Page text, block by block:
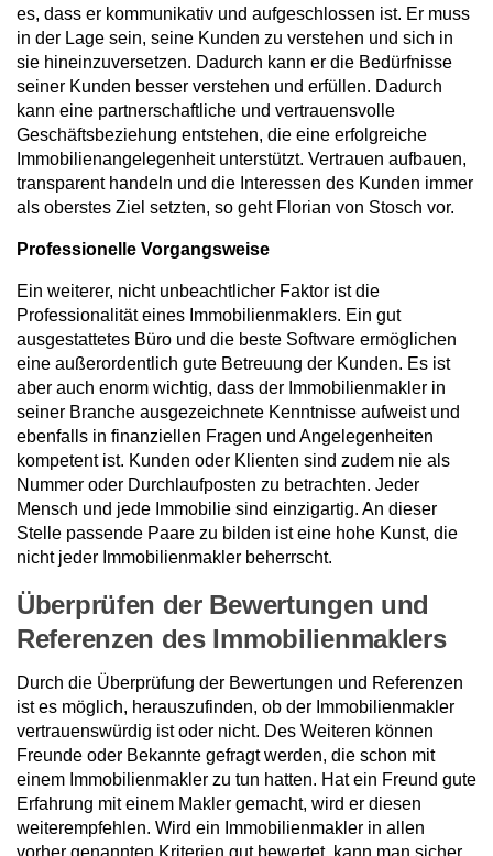
es, dass er kommunikativ und aufgeschlossen ist. Er muss
in der Lage sein, seine Kunden zu verstehen und sich in
sie hineinzuversetzen. Dadurch kann er die Bedürfnisse
seiner Kunden besser verstehen und erfüllen. Dadurch
kann eine partnerschaftliche und vertrauensvolle
Geschäftsbeziehung entstehen, die eine erfolgreiche
Immobilienangelegenheit unterstützt. Vertrauen aufbauen,
transparent handeln und die Interessen des Kunden immer
als oberstes Ziel setzten, so geht Florian von Stosch vor.
Professionelle Vorgangsweise
Ein weiterer, nicht unbeachtlicher Faktor ist die
Professionalität eines Immobilienmaklers. Ein gut
ausgestattetes Büro und die beste Software ermöglichen
eine außerordentlich gute Betreuung der Kunden. Es ist
aber auch enorm wichtig, dass der Immobilienmakler in
seiner Branche ausgezeichnete Kenntnisse aufweist und
ebenfalls in finanziellen Fragen und Angelegenheiten
kompetent ist. Kunden oder Klienten sind zudem nie als
Nummer oder Durchlaufposten zu betrachten. Jeder
Mensch und jede Immobilie sind einzigartig. An dieser
Stelle passende Paare zu bilden ist eine hohe Kunst, die
nicht jeder Immobilienmakler beherrscht.
Überprüfen der Bewertungen und
Referenzen des Immobilienmaklers
Durch die Überprüfung der Bewertungen und Referenzen
ist es möglich, herauszufinden, ob der Immobilienmakler
vertrauenswürdig ist oder nicht. Des Weiteren können
Freunde oder Bekannte gefragt werden, die schon mit
einem Immobilienmakler zu tun hatten. Hat ein Freund gute
Erfahrung mit einem Makler gemacht, wird er diesen
weiterempfehlen. Wird ein Immobilienmakler in allen